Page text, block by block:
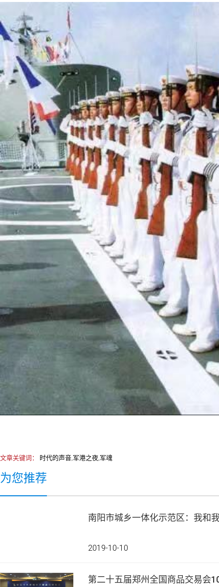
文章关键词： 时代的声音,军港之夜,军魂
为您推荐
南阳市城乡一体化示范区：我和
2019-10-10
第二十五届郑州全国商品交易会